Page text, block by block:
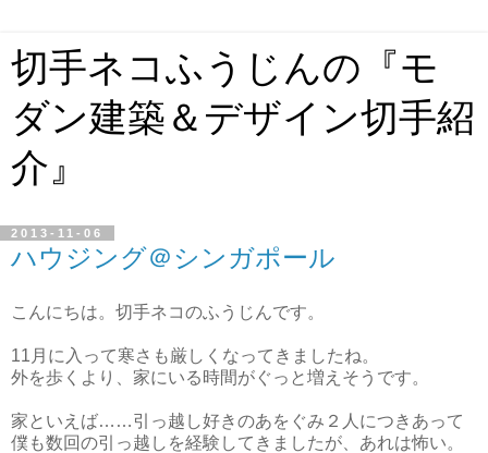
切手ネコふうじんの『モ
ダン建築＆デザイン切手紹
介』
2013-11-06
ハウジング＠シンガポール
こんにちは。切手ネコのふうじんです。
11月に入って寒さも厳しくなってきましたね。
外を歩くより、家にいる時間がぐっと増えそうです。
家といえば……引っ越し好きのあをぐみ２人につきあって
僕も数回の引っ越しを経験してきましたが、あれは怖い。